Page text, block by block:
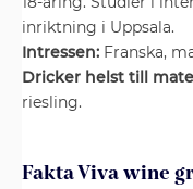
inriktning i Uppsala.
Intressen: Franska,
Dricker helst till
riesling.
Fakta Viva wine